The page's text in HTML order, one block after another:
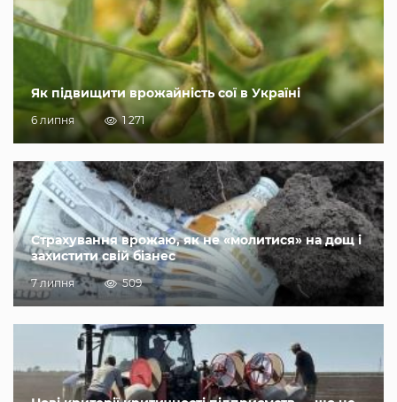
Як підвищити врожайність сої в Україні
6 липня 1 271
Страхування врожаю, як не «молитися» на дощ і
захистити свій бізнес
7 липня 509